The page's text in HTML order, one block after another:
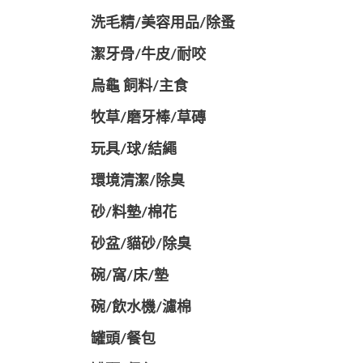
洗毛精/美容用品/除蚤
潔牙骨/牛皮/耐咬
烏龜 飼料/主食
牧草/磨牙棒/草磚
玩具/球/結繩
環境清潔/除臭
砂/料墊/棉花
砂盆/貓砂/除臭
碗/窩/床/墊
碗/飲水機/濾棉
罐頭/餐包